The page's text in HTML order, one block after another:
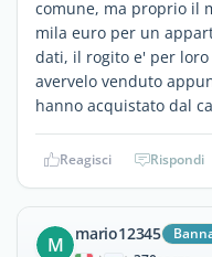
comune, ma proprio il
mila euro per un
dati, il rogito e' per
avervelo venduto
hanno acquistato dal
Reagisci Rispondi
M mario12345